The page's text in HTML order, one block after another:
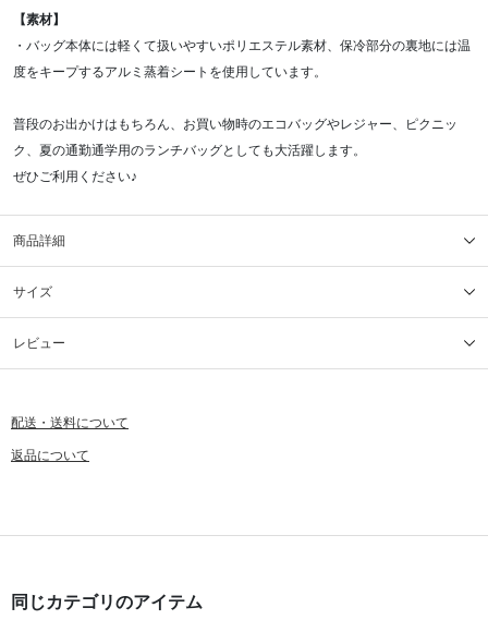
【素材】
・バッグ本体には軽くて扱いやすいポリエステル素材、保冷部分の裏地には温
度をキープするアルミ蒸着シートを使用しています。
普段のお出かけはもちろん、お買い物時のエコバッグやレジャー、ピクニッ
ク、夏の通勤通学用のランチバッグとしても大活躍します。
ぜひご利用ください♪
商品詳細
サイズ
レビュー
配送・送料について
返品について
同じカテゴリのアイテム